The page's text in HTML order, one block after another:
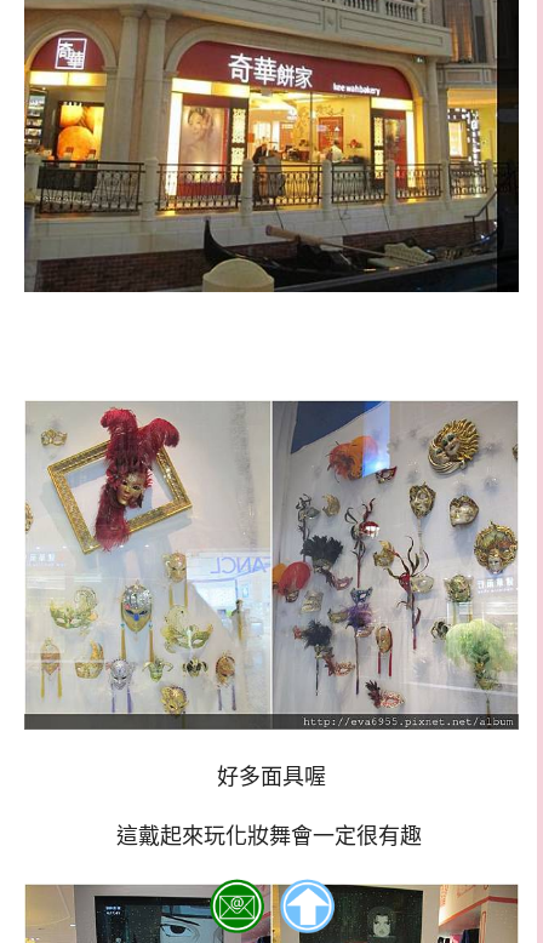
好多面具喔
這戴起來玩化妝舞會一定很有趣